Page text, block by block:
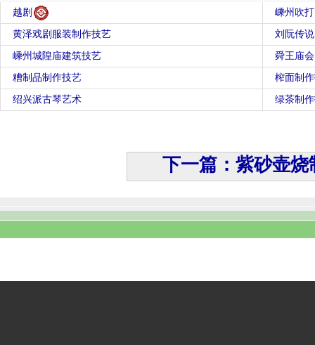
越剧 嵊州吹打
黄泽戏剧服装制作技艺 刘阮传说
嵊州城隍庙建筑技艺 舜王庙会
糟制品制作技艺 榨面制
绍兴派古琴艺术 绿茶制
下一篇：紫砂壶烧